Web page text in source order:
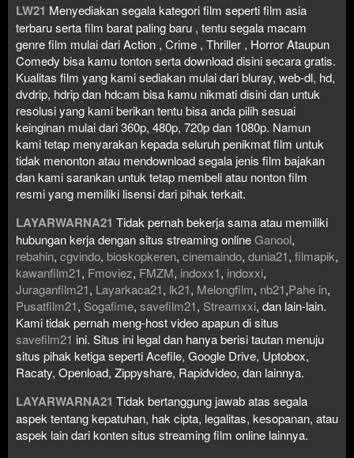
LW21 Menyediakan segala kategori film seperti film asia
terbaru serta film barat paling baru , tentu segala macam
genre film mulai dari Action , Crime , Thriller , Horror Ataupun
Comedy bisa kamu tonton serta download disini secara gratis.
Kualitas film yang kami sediakan mulai dari bluray, web-dl, hd,
dvdrip, hdrip dan hdcam bisa kamu nikmati disini dan untuk
resolusi yang kami berikan tentu bisa anda pilih sesuai
keinginan mulai dari 360p, 480p, 720p dan 1080p. Namun
kami tetap menyarakan kepada seluruh penikmat film untuk
tidak menonton atau mendownload segala jenis film bajakan
dan kami sarankan untuk tetap membeli atau nonton film
resmi yang memiliki lisensi dari pihak terkait.
LAYARWARNA21 Tidak pernah bekerja sama atau memiliki
hubungan kerja dengan situs streaming onlineGanool,
rebahin, cgvindo, bioskopkeren, cinemaindo, dunia21, filmapik,
kawanfilm21, Fmoviez, FMZM, indoxx1, indoxxi,
Juraganfilm21, Layarkaca21, lk21, Melongfilm, nb21,Pahe in,
Pusatfilm21, Sogafime, savefilm21, Streamxxi, dan lain-lain.
Kami tidak pernah meng-host video apapun di situs
savefilm21 ini. Situs ini legal dan hanya berisi tautan menuju
situs pihak ketiga seperti Acefile, Google Drive, Uptobox,
Racaty, Openload, Zippyshare, Rapidvideo, dan lainnya.
LAYARWARNA21 Tidak bertanggung jawab atas segala
aspek tentang kepatuhan, hak cipta, legalitas, kesopanan, atau
aspek lain dari konten situs streaming film online lainnya.